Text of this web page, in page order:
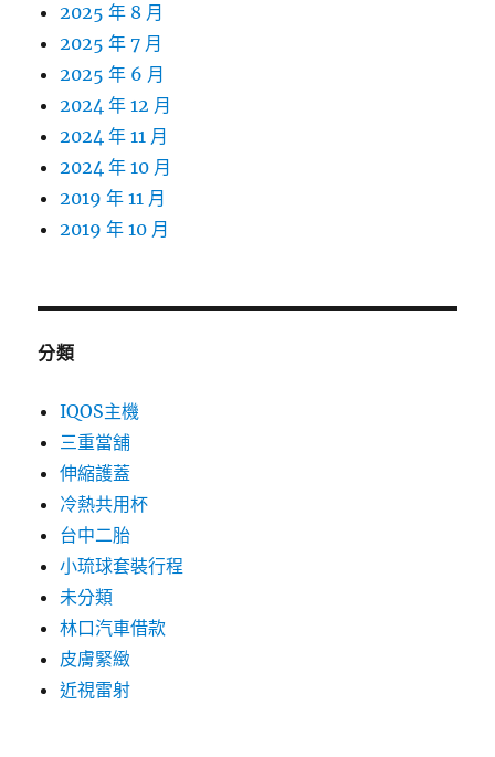
2025 年 8 月
2025 年 7 月
2025 年 6 月
2024 年 12 月
2024 年 11 月
2024 年 10 月
2019 年 11 月
2019 年 10 月
分類
IQOS主機
三重當舖
伸縮護蓋
冷熱共用杯
台中二胎
小琉球套裝行程
未分類
林口汽車借款
皮膚緊緻
近視雷射